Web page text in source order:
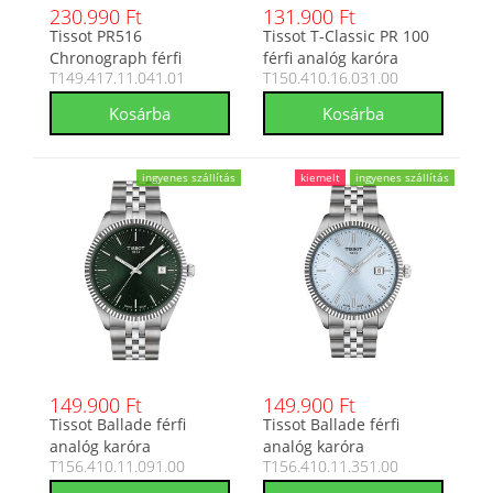
230.990 Ft
Tissot PR516
Chronograph férfi
analóg karóra
T149.417.11.041.01
T149.417.11.041.01
131.900 Ft
Tissot T-Classic PR 100
férfi analóg karóra
T150.410.16.031.00
T150.410.16.031.00
ingyenes szállítás
149.900 Ft
Tissot Ballade férfi
analóg karóra
T156.410.11.091.00
T156.410.11.091.00
kiemelt ingyenes szállítás
149.900 Ft
Tissot Ballade férfi
analóg karóra
T156.410.11.351.00
T156.410.11.351.00